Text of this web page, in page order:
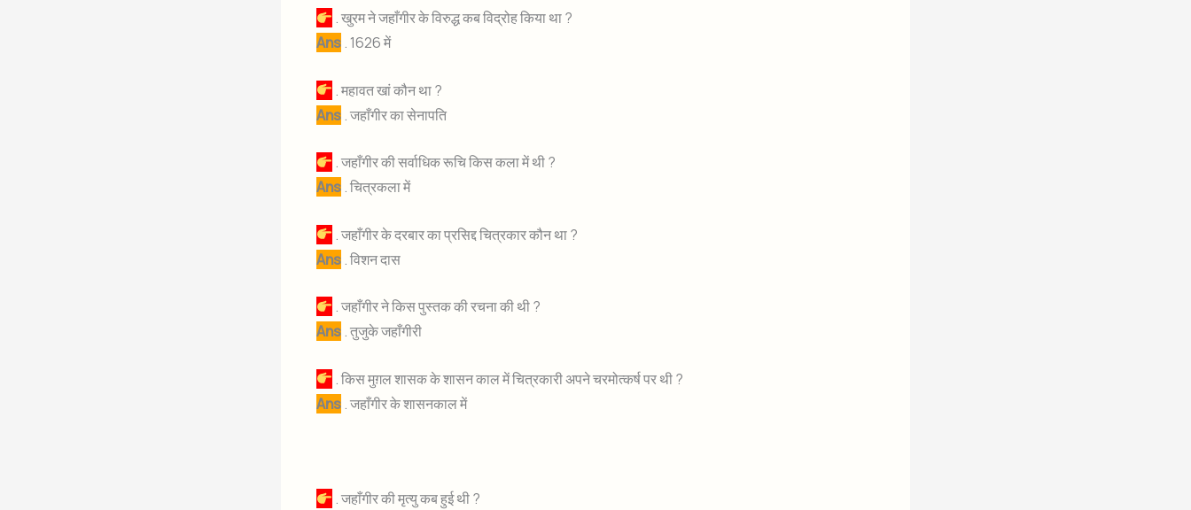
. खुरम ने जहाँगीर के विरुद्ध कब विद्रोह किया था ?
Ans. 1626 में
. महावत खां कौन था ?
Ans. जहाँगीर का सेनापति
. जहाँगीर की सर्वाधिक रूचि किस कला में थी ?
Ans. चित्रकला में
. जहाँगीर के दरबार का प्रसिद्द चित्रकार कौन था ?
Ans. विशन दास
. जहाँगीर ने किस पुस्तक की रचना की थी ?
Ans. तुजुके जहाँगीरी
. किस मुग़ल शासक के शासन काल में चित्रकारी अपने चरमोत्कर्ष पर थी ?
Ans. जहाँगीर के शासनकाल में
. जहाँगीर की मृत्यु कब हुई थी ?